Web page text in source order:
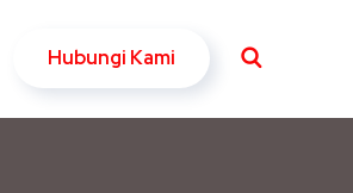
Hubungi Kami